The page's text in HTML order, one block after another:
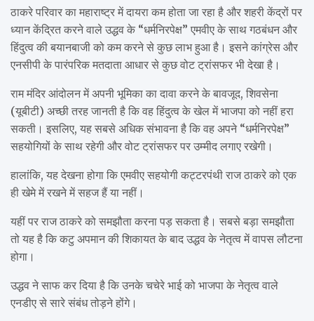
ठाकरे परिवार का महाराष्ट्र में दायरा कम होता जा रहा है और शहरी केंद्रों पर
ध्यान केंद्रित करने वाले उद्धव के “धर्मनिरपेक्ष” एमवीए के साथ गठबंधन और
हिंदुत्व की बयानबाजी को कम करने से कुछ लाभ हुआ है। इसने कांग्रेस और
एनसीपी के पारंपरिक मतदाता आधार से कुछ वोट ट्रांसफर भी देखा है।
राम मंदिर आंदोलन में अपनी भूमिका का दावा करने के बावजूद, शिवसेना
(यूबीटी) अच्छी तरह जानती है कि वह हिंदुत्व के खेल में भाजपा को नहीं हरा
सकती। इसलिए, यह सबसे अधिक संभावना है कि वह अपने “धर्मनिरपेक्ष”
सहयोगियों के साथ रहेगी और वोट ट्रांसफर पर उम्मीद लगाए रखेगी।
हालांकि, यह देखना होगा कि एमवीए सहयोगी कट्टरपंथी राज ठाकरे को एक
ही खेमे में रखने में सहज हैं या नहीं।
यहीं पर राज ठाकरे को समझौता करना पड़ सकता है। सबसे बड़ा समझौता
तो यह है कि कटु अपमान की शिकायत के बाद उद्धव के नेतृत्व में वापस लौटना
होगा।
उद्धव ने साफ कर दिया है कि उनके चचेरे भाई को भाजपा के नेतृत्व वाले
एनडीए से सारे संबंध तोड़ने होंगे।